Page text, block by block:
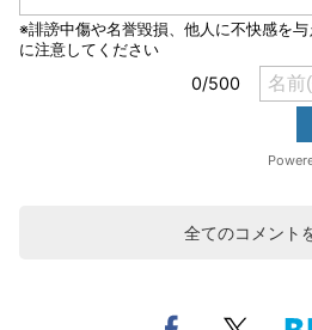
全てのコメント